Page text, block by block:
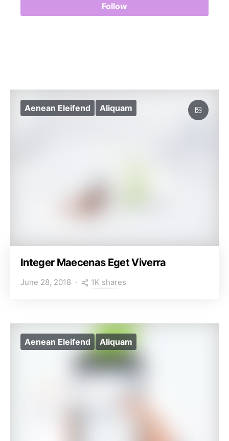
Follow
Aenean Eleifend Aliquam
Integer Maecenas Eget Viverra
June 28, 2018 1K shares
Aenean Eleifend Aliquam